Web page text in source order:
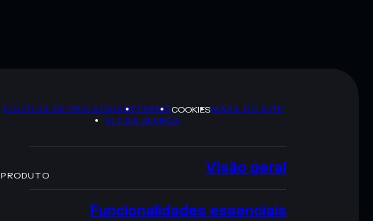
POLÍTICA DE PRIVACIDADETERMSCOOKIESMAPA DO SITE
KIT DA MARCA
PRODUTO Visão geral
Funcionalidades essenciais